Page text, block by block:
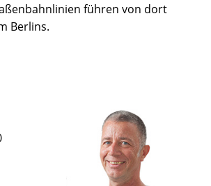
führen von dort
Berlins.